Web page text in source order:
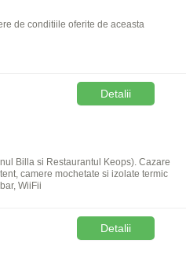
de conditiile oferite de aceasta
Detalii
Billa si Restaurantul Keops). Cazare
camere mochetate si izolate termic
WiiFii
Detalii